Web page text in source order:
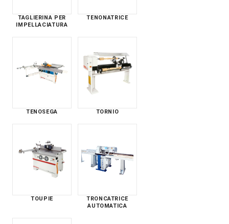
TAGLIERINA PER
IMPELLACIATURA
TENONATRICE
TENOSEGA TORNIO
TOUPIE
TRONCATRICE
AUTOMATICA